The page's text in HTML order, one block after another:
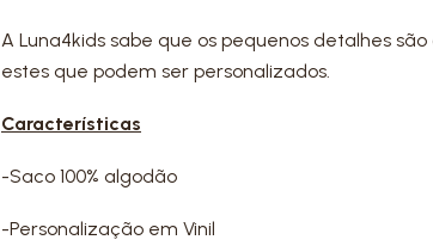
A Luna4kids sabe que os pequenos detalhes
estes que podem ser personalizados.
Características
-Saco 100% algodão
-Personalização em Vinil